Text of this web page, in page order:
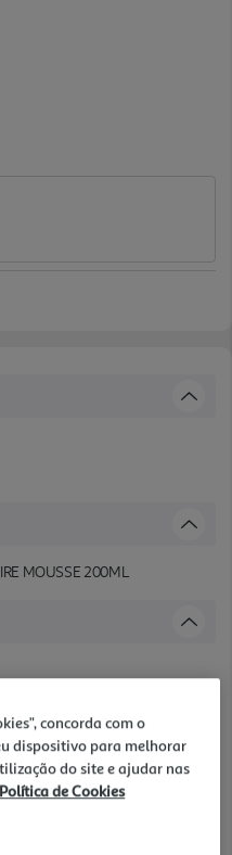
MOUSSE 200ML
concorda com o
dispositivo para melhorar
do site e ajudar nas
Política de Cookies